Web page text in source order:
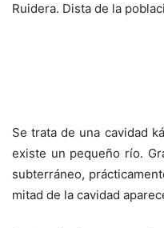
Ruidera. Dista de la
Se trata de una cavidad
existe un pequeño río.
subterráneo,
mitad de la cavidad